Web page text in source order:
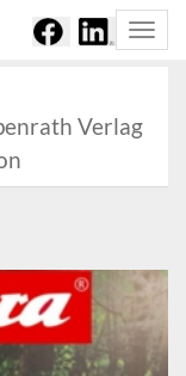
Verlag